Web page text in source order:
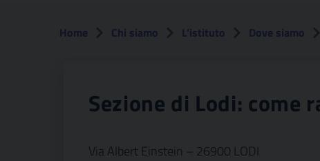
Home Chi siamo L’istituto Dove siamo
Sezione di Lodi: come
Via Albert Einstein – 26900 LODI